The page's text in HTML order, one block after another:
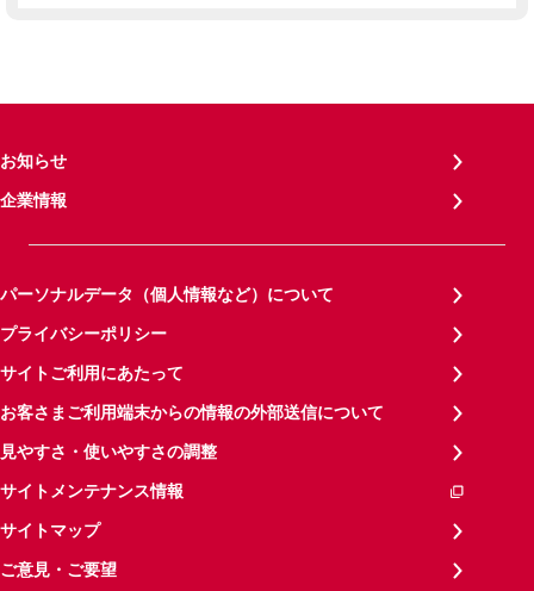
お知らせ
企業情報
パーソナルデータ（個人情報など）について
プライバシーポリシー
サイトご利用にあたって
お客さまご利用端末からの情報の外部送信について
見やすさ・使いやすさの調整
サイトメンテナンス情報
サイトマップ
ご意見・ご要望